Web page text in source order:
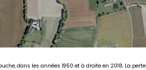
dans les années 1950 et à droite en 2018. La perte